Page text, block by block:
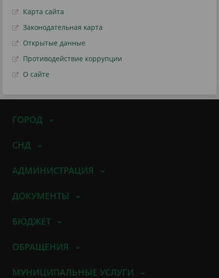
Карта сайта
Законодательная карта
Открытые данные
Противодействие коррупции
О сайте
ГОРОД
СНД
АДМИНИСТРАЦИЯ
ДОКУМЕНТЫ
БЮДЖЕТ
ОБРАЩЕНИЯ
МУНИЦИПАЛЬНЫЕ УСЛУГИ